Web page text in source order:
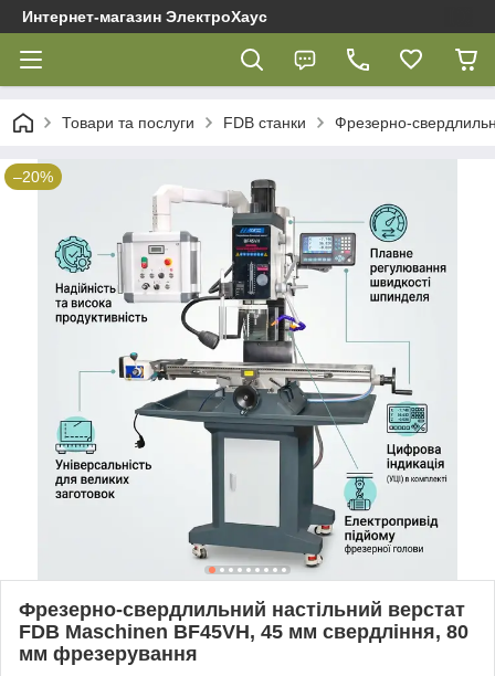
Интернет-магазин ЭлектроХаус
Товари та послуги FDB cтанки Фрезерно-
–20%
Фрезерно-свердлильний настільний верстат
FDB Maschinen BF45VH, 45 мм свердління, 80
мм фрезерування